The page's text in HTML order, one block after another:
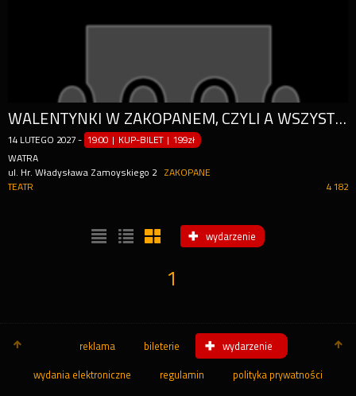
WALENTYNKI W ZAKOPANEM, CZYLI A WSZYSTKO TO BO CIEBIE KOCHAM!
14 LUTEGO 2027 - 19:00 | KUP-BILET |199zł
WATRA
ul. Hr. Władysława Zamoyskiego 2
ZAKOPANE
4 182
TEATR
wydarzenie
1
reklama bileterie wydarzenie
wydania elektroniczne regulamin polityka prywatności